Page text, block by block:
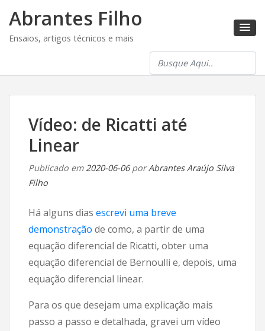
Abrantes Filho
Ensaios, artigos técnicos e mais
Vídeo: de Ricatti até
Linear
Publicado em2020-06-06porAbrantes Araújo Silva
Filho
Há alguns dias escrevi uma breve
demonstração de como, a partir de uma
equação diferencial de Ricatti, obter uma
equação diferencial de Bernoulli e, depois, uma
equação diferencial linear.
Para os que desejam uma explicação mais
passo a passo e detalhada, gravei um vídeo